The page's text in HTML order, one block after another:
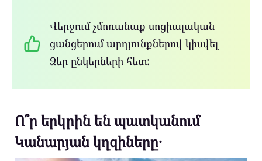
Վերջում չմոռանաք սոցիալական
ցանցերում արդյունքներով կիսվել
Ձեր ընկերների հետ:
Ո՞ր երկրին են պատկանում
Կանարյան կղզիները․